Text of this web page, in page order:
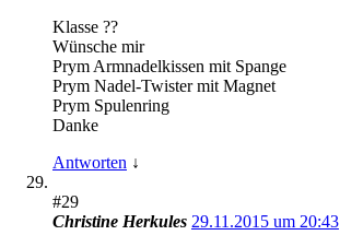
Klasse ??
Wünsche mir
Prym Armnadelkissen mit Spange
Prym Nadel-Twister mit Magnet
Prym Spulenring
Danke
Antworten ↓
#29
Christine Herkules 29.11.2015 um 20:43